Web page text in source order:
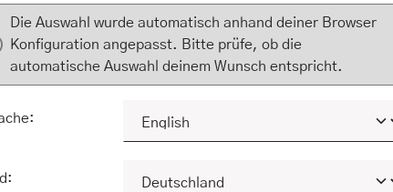
kann, sie aber zu eigenen Zwecken (z.B.
darf.
KONFIGURIEREN ALLE COOKIES
Die Auswahl wurde automatisch anhand deiner Browser
Konfiguration angepasst. Bitte prüfe, ob die
automatische Auswahl deinem Wunsch entspricht.